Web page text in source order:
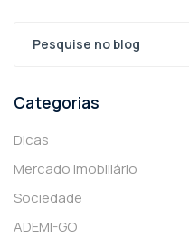
Categorias
Dicas
Mercado imobiliário
Sociedade
ADEMI-GO